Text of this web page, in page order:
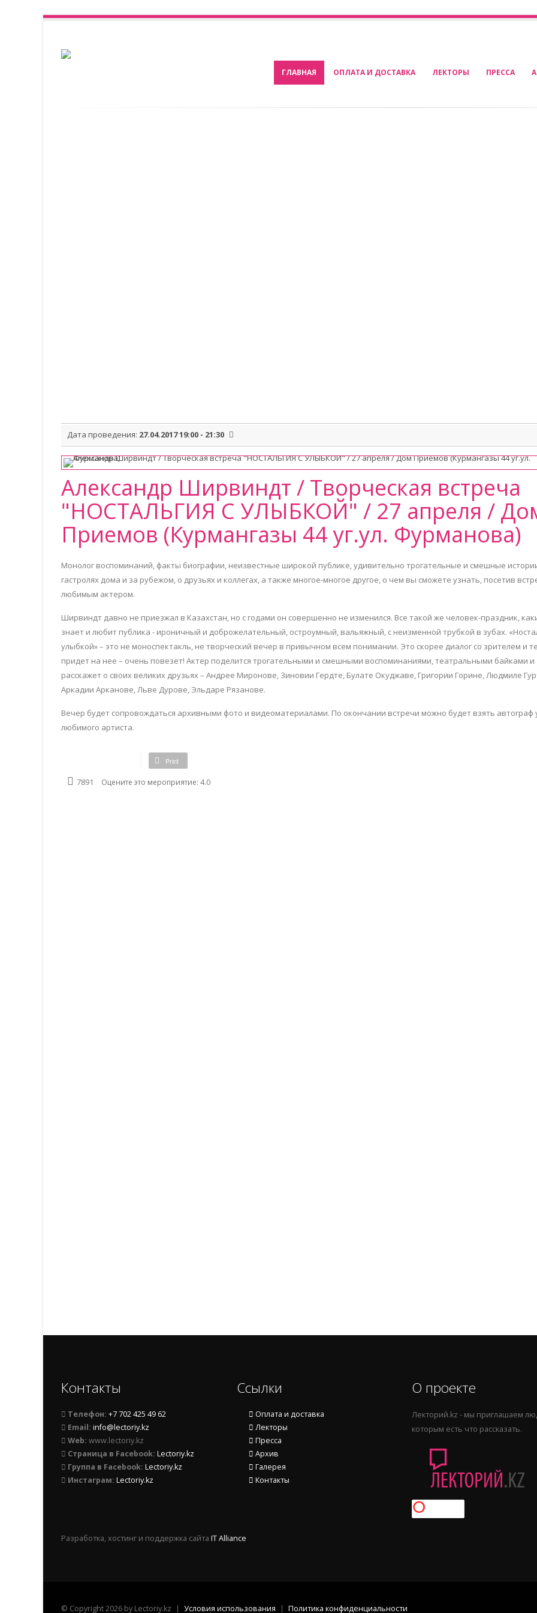
ГЛАВНАЯ ОПЛАТА И ДОСТАВКА ЛЕКТОРЫ ПРЕССА
Дата проведения: 27.04.2017 19:00 - 21:30
Александр Ширвиндт / Творческая встреча
"НОСТАЛЬГИЯ С УЛЫБКОЙ" / 27 апреля /
Приемов (Курмангазы 44 уг.ул. Фурманова)
Монолог воспоминаний, факты биографии, неизвестные широкой публике, удивительно трогательные и смешные
гастролях дома и за рубежом, о друзьях и коллегах, а также многое-многое другое, о чем вы сможете узнать, посетив
любимым актером.
Ширвиндт давно не приезжал в Казахстан, но с годами он совершенно не изменился. Все такой же человек-праздник,
знает и любит публика - ироничный и доброжелательный, остроумный, вальяжный, с неизменной трубкой в зубах.
улыбкой» – это не моноспектакль, не творческий вечер в привычном всем понимании. Это скорее диалог со зрителем и
придет на нее – очень повезет! Актер поделится трогательными и смешными воспоминаниями, театральными байками и
расскажет о своих великих друзьях – Андрее Миронове, Зиновии Гердте, Булате Окуджаве, Григории Горине, Людмиле
Аркадии Арканове, Льве Дурове, Эльдаре Рязанове.
Вечер будет сопровождаться архивными фото и видеоматериалами. По окончании встречи можно будет взять автограф
любимого артиста.
Print
7891 Оцените это мероприятие: 4.0
Контакты
Телефон: +7 702 425 49 62
Email: info@lectoriy.kz
Web: www.lectoriy.kz
Страница в Facebook: Lectoriy.kz
Группа в Facebook: Lectoriy.kz
Инстаграм: Lectoriy.kz
Ссылки
Оплата и доставка
Лекторы
Пресса
Архив
Галерея
Контакты
О проекте
Лекторий.kz - мы приглашаем
которым есть что рассказать.
Разработка, хостинг и поддержка сайта IT Alliance
© Copyright 2026 by Lectoriy.kz Условия использования Политика конфиденциальности